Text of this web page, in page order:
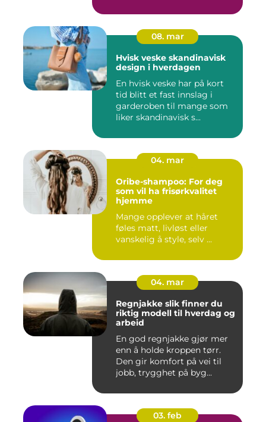
08. mar
Hvisk veske skandinavisk
design i hverdagen
En hvisk veske har på kort
tid blitt et fast innslag i
garderoben til mange som
liker skandinavisk s...
04. mar
Oribe-shampoo: For deg
som vil ha frisørkvalitet
hjemme
Mange opplever at håret
føles matt, livløst eller
vanskelig å style, selv ...
04. mar
Regnjakke slik finner du
riktig modell til hverdag og
arbeid
En god regnjakke gjør mer
enn å holde kroppen tørr.
Den gir komfort på vei til
jobb, trygghet på byg...
03. feb